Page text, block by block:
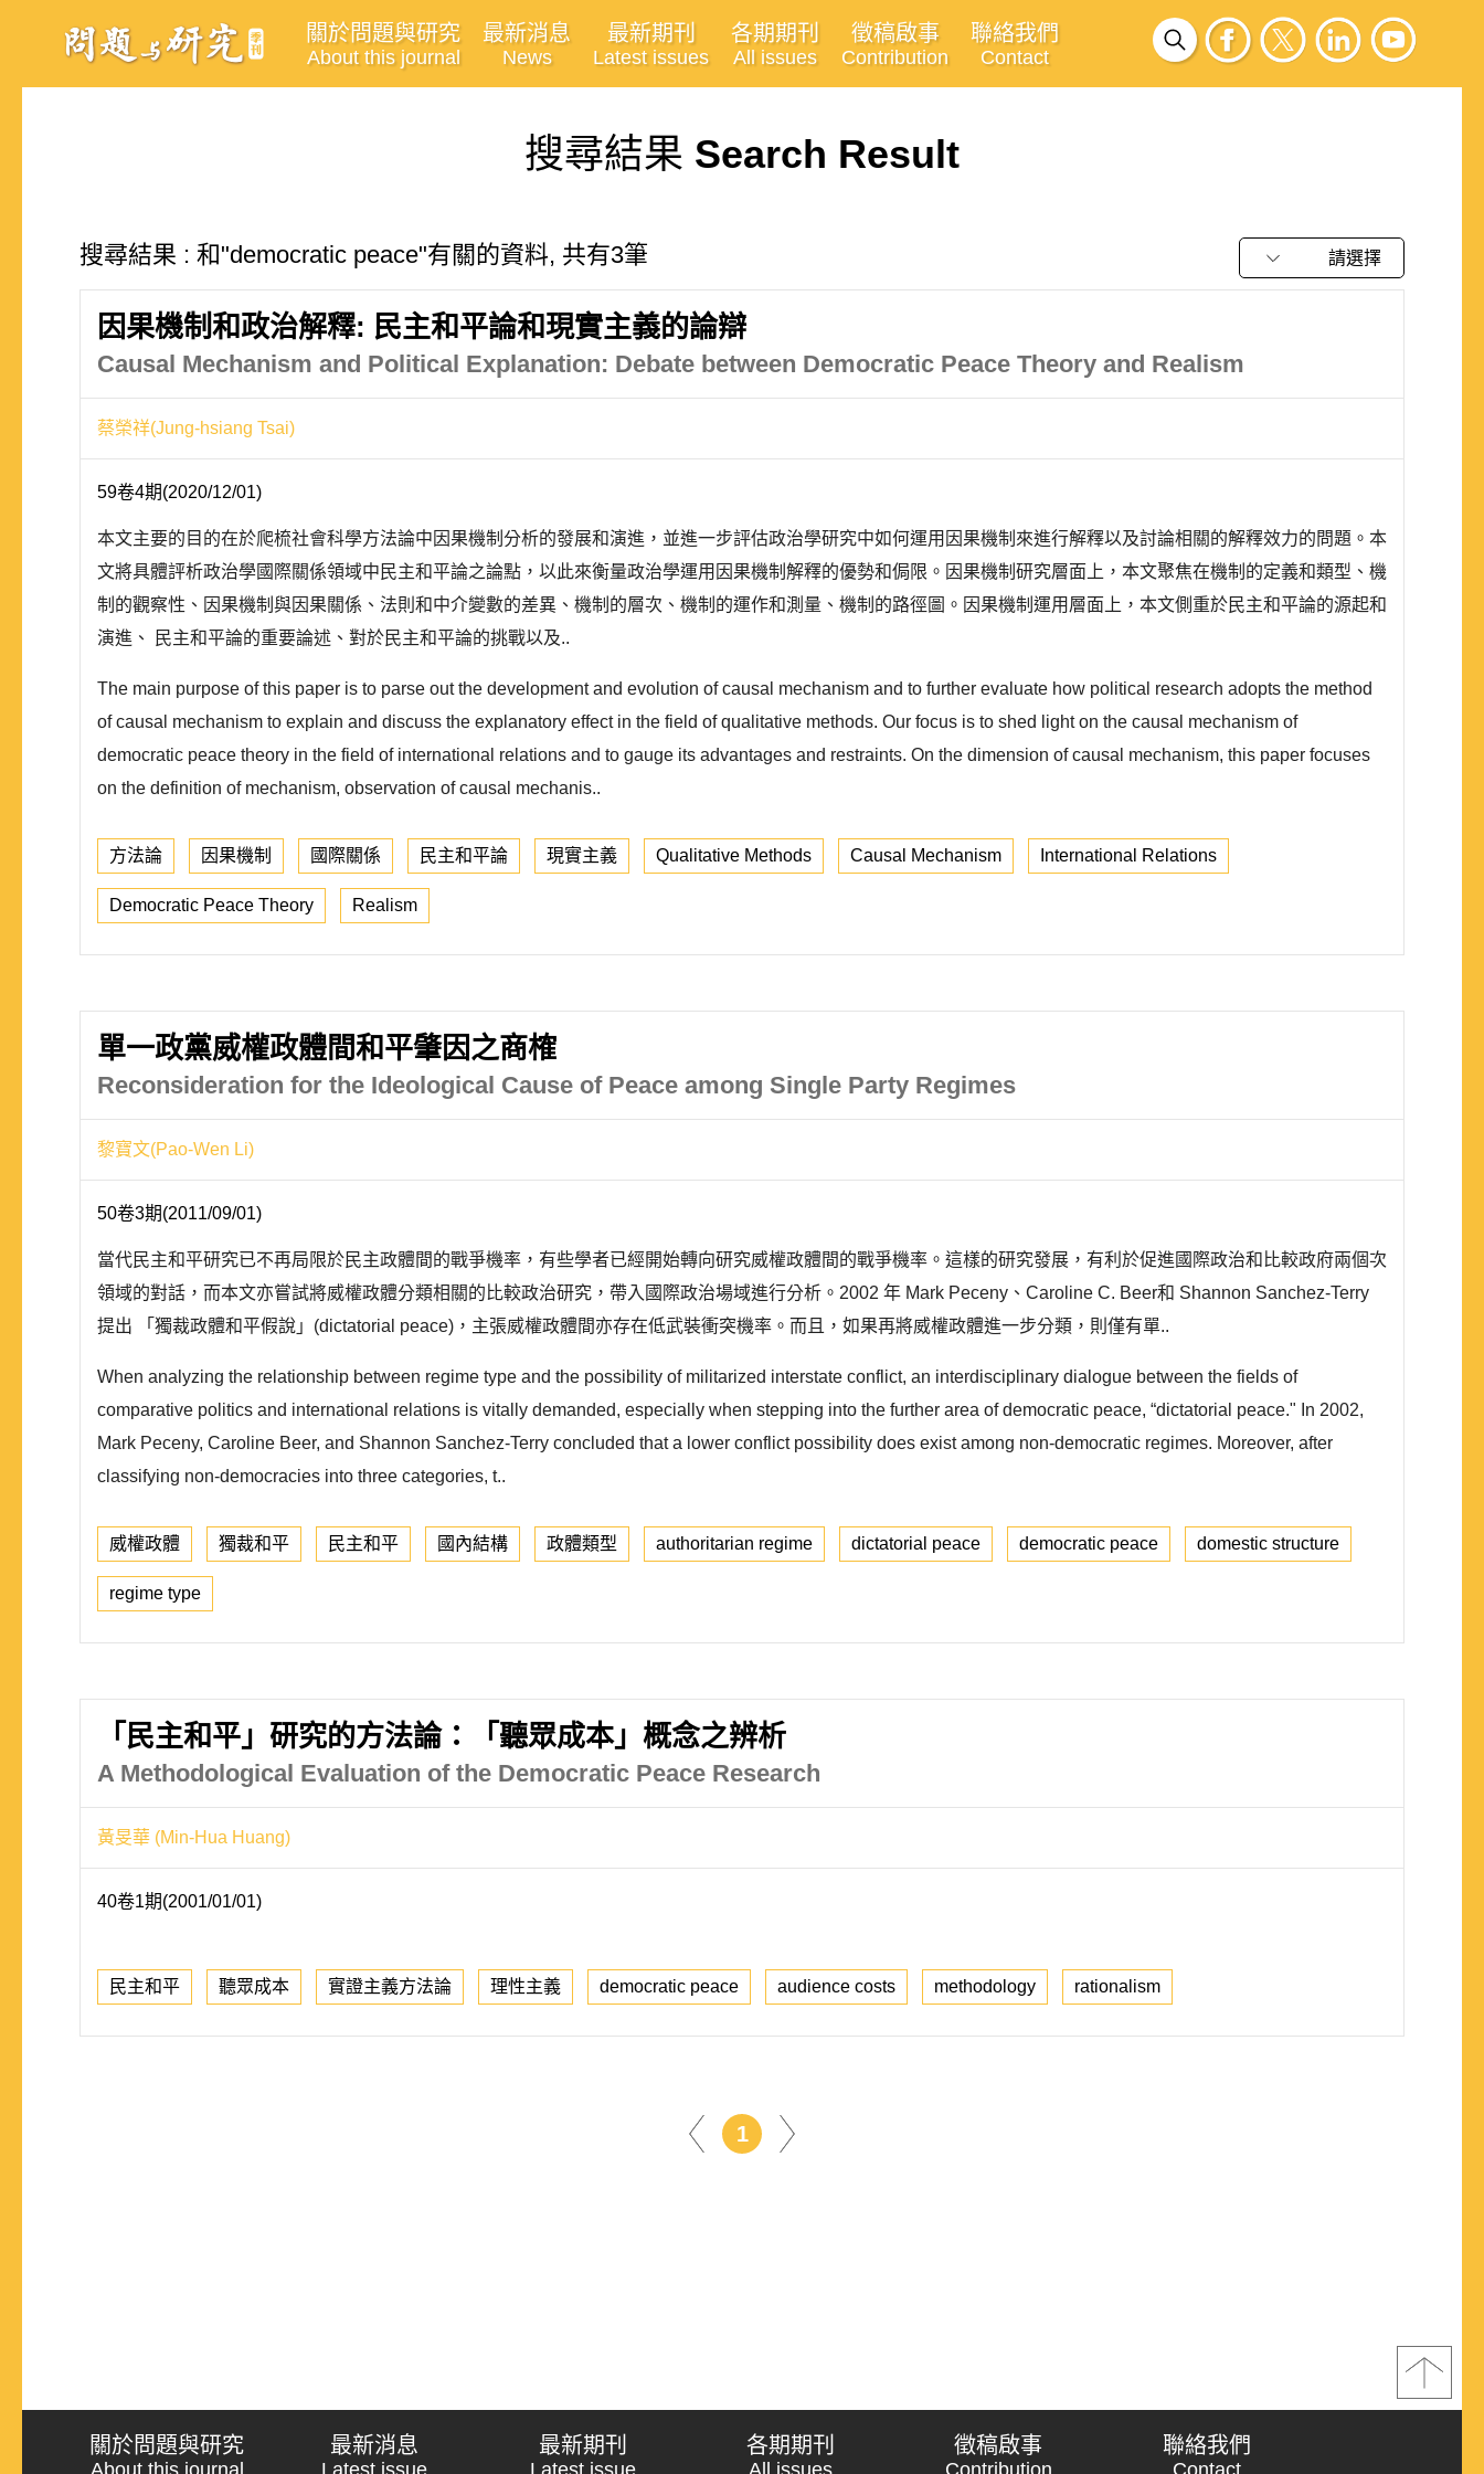
關於問題與研究
About this journal
最新消息
News
最新期刊
Latest issues
各期期刊
All issues
徵稿啟事
Contribution
聯絡我們
Contact
搜尋結果 Search Result
搜尋結果 : 和"democratic peace"有關的資料, 共有3筆 請選擇
因果機制和政治解釋: 民主和平論和現實主義的論辯
Causal Mechanism and Political Explanation: Debate between Democratic Peace Theory and Realism
蔡榮祥(Jung-hsiang Tsai)
59卷4期(2020/12/01)
本文主要的目的在於爬梳社會科學方法論中因果機制分析的發展和演進，並進一步評估政治學研究中如何運用因果機制來進行解釋以及討論相關的解釋效力的問題。本
文將具體評析政治學國際關係領域中民主和平論之論點，以此來衡量政治學運用因果機制解釋的優勢和侷限。因果機制研究層面上，本文聚焦在機制的定義和類型、機
制的觀察性、因果機制與因果關係、法則和中介變數的差異、機制的層次、機制的運作和測量、機制的路徑圖。因果機制運用層面上，本文側重於民主和平論的源起和
演進、 民主和平論的重要論述、對於民主和平論的挑戰以及..
The main purpose of this paper is to parse out the development and evolution of causal mechanism and to further evaluate how political research adopts the method
of causal mechanism to explain and discuss the explanatory effect in the field of qualitative methods. Our focus is to shed light on the causal mechanism of
democratic peace theory in the field of international relations and to gauge its advantages and restraints. On the dimension of causal mechanism, this paper focuses
on the definition of mechanism, observation of causal mechanis..
方法論 因果機制 國際關係 民主和平論 現實主義 Qualitative Methods Causal Mechanism International Relations
Democratic Peace Theory Realism
單一政黨威權政體間和平肇因之商榷
Reconsideration for the Ideological Cause of Peace among Single Party Regimes
黎寶文(Pao-Wen Li)
50卷3期(2011/09/01)
當代民主和平研究已不再局限於民主政體間的戰爭機率，有些學者已經開始轉向研究威權政體間的戰爭機率。這樣的研究發展，有利於促進國際政治和比較政府兩個次
領域的對話，而本文亦嘗試將威權政體分類相關的比較政治研究，帶入國際政治場域進行分析。2002 年 Mark Peceny、Caroline C. Beer和 Shannon Sanchez-Terry
提出 「獨裁政體和平假說」(dictatorial peace)，主張威權政體間亦存在低武裝衝突機率。而且，如果再將威權政體進一步分類，則僅有單..
When analyzing the relationship between regime type and the possibility of militarized interstate conflict, an interdisciplinary dialogue between the fields of
comparative politics and international relations is vitally demanded, especially when stepping into the further area of democratic peace, “dictatorial peace." In 2002,
Mark Peceny, Caroline Beer, and Shannon Sanchez-Terry concluded that a lower conflict possibility does exist among non-democratic regimes. Moreover, after
classifying non-democracies into three categories, t..
威權政體 獨裁和平 民主和平 國內結構 政體類型 authoritarian regime dictatorial peace democratic peace domestic structure
regime type
「民主和平」研究的方法論：「聽眾成本」概念之辨析
A Methodological Evaluation of the Democratic Peace Research
黃旻華 (Min-Hua Huang)
40卷1期(2001/01/01)
民主和平 聽眾成本 實證主義方法論 理性主義 democratic peace audience costs methodology rationalism
1
關於問題與研究
About this journal
最新消息
Latest issue
最新期刊
Latest issue
各期期刊
All issues
徵稿啟事
Contribution
聯絡我們
Contact